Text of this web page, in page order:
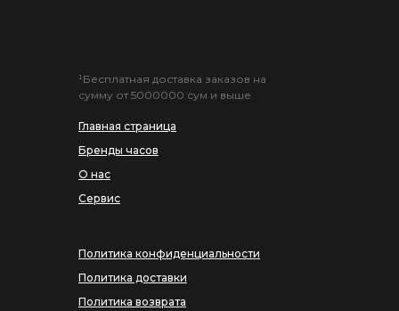
Главная страница
Бренды часов
О нас
Сервис
¹Бесплатная доставка заказов на
сумму от 5000000 сум и выше.
Политика конфиденциальности
Политика доставки
Политика возврата